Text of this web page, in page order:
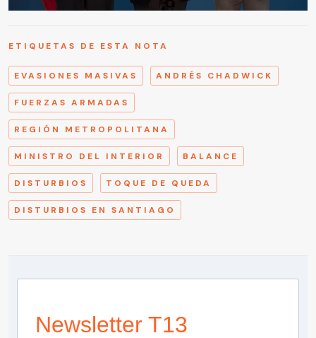
ETIQUETAS DE ESTA NOTA
EVASIONES MASIVAS ANDRÉS CHADWICK
FUERZAS ARMADAS
REGIÓN METROPOLITANA
MINISTRO DEL INTERIOR BALANCE
DISTURBIOS TOQUE DE QUEDA
DISTURBIOS EN SANTIAGO
Newsletter T13